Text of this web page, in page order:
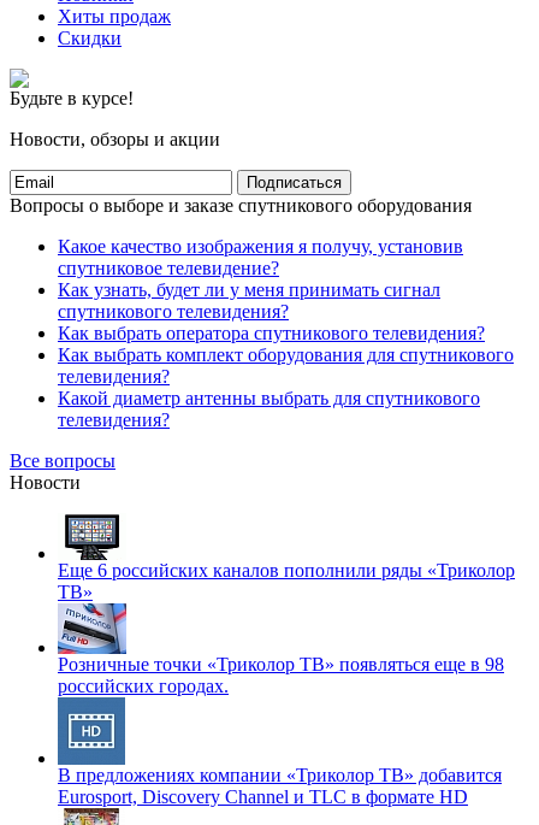
Хиты продаж
Скидки
Будьте в курсе!
Новости, обзоры и акции
Подписаться
Вопросы о выборе и заказе спутникового оборудования
Какое качество изображения я получу, установив
спутниковое телевидение?
Как узнать, будет ли у меня принимать сигнал
спутникового телевидения?
Как выбрать оператора спутникового телевидения?
Как выбрать комплект оборудования для спутникового
телевидения?
Какой диаметр антенны выбрать для спутникового
телевидения?
Все вопросы
Новости
Еще 6 российских каналов пополнили ряды «Триколор
ТВ»
Розничные точки «Триколор ТВ» появляться еще в 98
российских городах.
В предложениях компании «Триколор ТВ» добавится
Eurosport, Discovery Channel и TLC в формате HD